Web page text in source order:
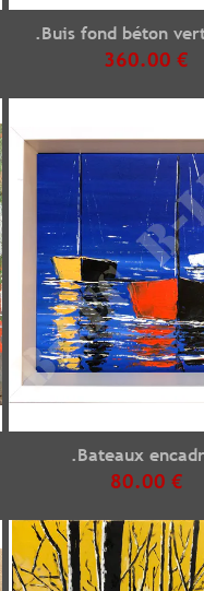
.Buis fond béton
360.00 €
.Bateaux
80.00 €